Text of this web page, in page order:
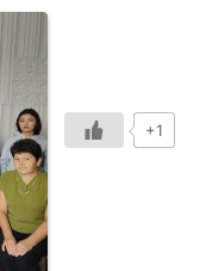
+1